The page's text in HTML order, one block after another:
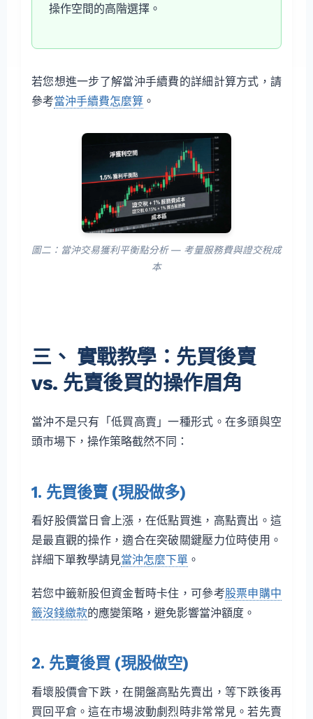
操作空間的高階選擇。
若您想進一步了解當沖手續費的詳細計算方式，請
參考當沖手續費怎麼算 。
圖二：當沖交易獲利平衡點分析 — 考量服務費與證交稅成
本
三、 實戰教學：先買後賣
vs. 先賣後買的操作眉角
當沖不是只有「低買高賣」一種形式。在多頭與空
頭市場下，操作策略截然不同：
1. 先買後賣 (現股做多)
看好股價當日會上漲，在低點買進，高點賣出。這
是最直觀的操作，適合在突破關鍵壓力位時使用。
詳細下單教學請見當沖怎麼下單 。
若您中籤新股但資金暫時卡住，可參考股票申購中
籤沒錢繳款的應變策略，避免影響當沖額度。
2. 先賣後買 (現股做空)
看壞股價會下跌，在開盤高點先賣出，等下跌後再
買回平倉。這在市場波動劇烈時非常常見。若先賣